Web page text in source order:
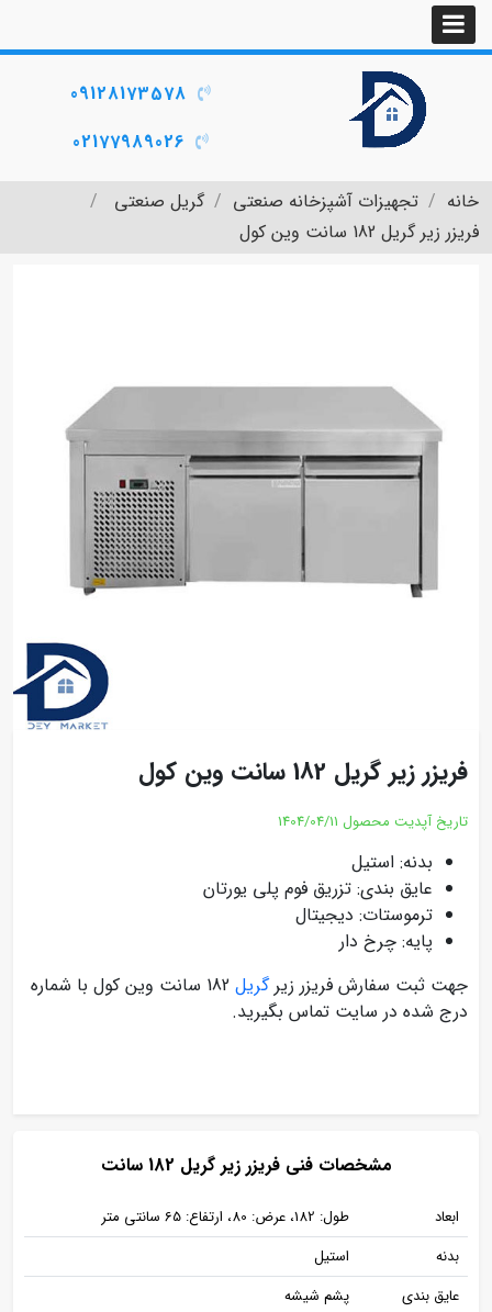
09128173578
02177989026
خانه تجهیزات آشپزخانه صنعتی
گریل صنعتی
فریزر زیر گریل 182 سانت وین کول
فریزر زیر گریل 182 سانت وین کول
تاریخ آپدیت محصول 1404/04/11
بدنه: استیل
عایق بندی: تزریق فوم پلی یورتان
ترموستات: دیجیتال
پایه: چرخ دار
جهت ثبت سفارش فریزر زیرگریل
182 سانت وین کول با شماره
درج شده در سایت تماس بگیرید.
مشخصات فنی فریزر زیر گریل 182 سانت
ابعاد
طول: 182، عرض: 80، ارتفاع: 65 سانتی متر
بدنه
استیل
عایق بندی
پشم شیشه